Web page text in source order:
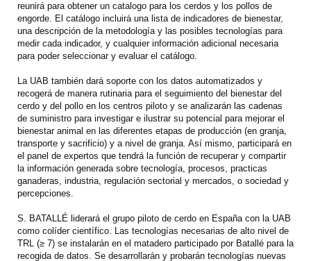
reunirá para obtener un catalogo para los cerdos y los pollos de
engorde. El catálogo incluirá una lista de indicadores de bienestar,
una descripción de la metodología y las posibles tecnologías para
medir cada indicador, y cualquier información adicional necesaria
para poder seleccionar y evaluar el catálogo.
La UAB también dará soporte con los datos automatizados y
recogerá de manera rutinaria para el seguimiento del bienestar del
cerdo y del pollo en los centros piloto y se analizarán las cadenas
de suministro para investigar e ilustrar su potencial para mejorar el
bienestar animal en las diferentes etapas de producción (en granja,
transporte y sacrificio) y a nivel de granja. Así mismo, participará en
el panel de expertos que tendrá la función de recuperar y compartir
la información generada sobre tecnología, procesos, practicas
ganaderas, industria, regulación sectorial y mercados, o sociedad y
percepciones.
S. BATALLÉ liderará el grupo piloto de cerdo en España con la UAB
como colíder científico. Las tecnologías necesarias de alto nivel de
TRL (≥ 7) se instalarán en el matadero participado por Batallé para la
recogida de datos. Se desarrollarán y probarán tecnologías nuevas